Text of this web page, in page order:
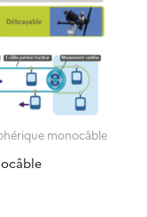
monocâble